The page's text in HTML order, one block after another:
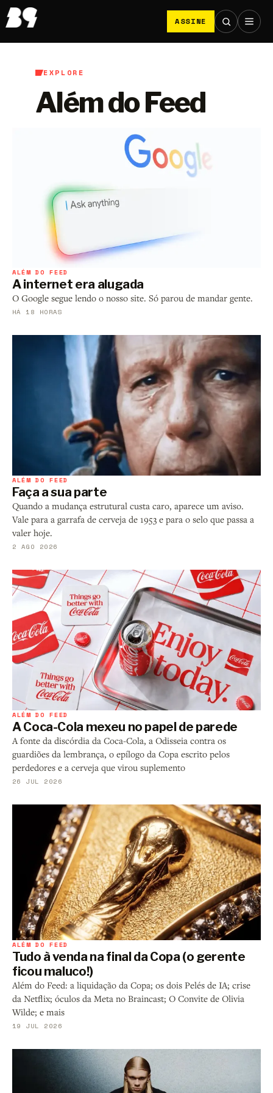
ASSINE
EXPLORE
Além do Feed
ALÉM DO FEED
A internet era alugada
O Google segue lendo o nosso site. Só parou de mandar gente.
HÁ 18 HORAS
ALÉM DO FEED
Faça a sua parte
Quando a mudança estrutural custa caro, aparece um aviso.
Vale para a garrafa de cerveja de 1953 e para o selo que passa a
valer hoje.
2 AGO 2026
ALÉM DO FEED
A Coca-Cola mexeu no papel de parede
A fonte da discórdia da Coca-Cola, a Odisseia contra os
guardiões da lembrança, o epílogo da Copa escrito pelos
perdedores e a cerveja que virou suplemento
26 JUL 2026
ALÉM DO FEED
Tudo à venda na final da Copa (o gerente
ficou maluco!)
Além do Feed: a liquidação da Copa; os dois Pelés de IA; crise
da Netflix; óculos da Meta no Braincast; O Convite de Olivia
Wilde; e mais
19 JUL 2026